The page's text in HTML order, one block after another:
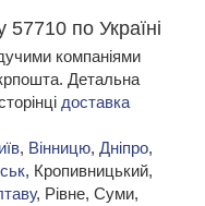
57710 по Україні
компаніями
Детальна
доставка
, Вінницю, Дніпро,
, Кропивницький,
, Рівне, Суми,